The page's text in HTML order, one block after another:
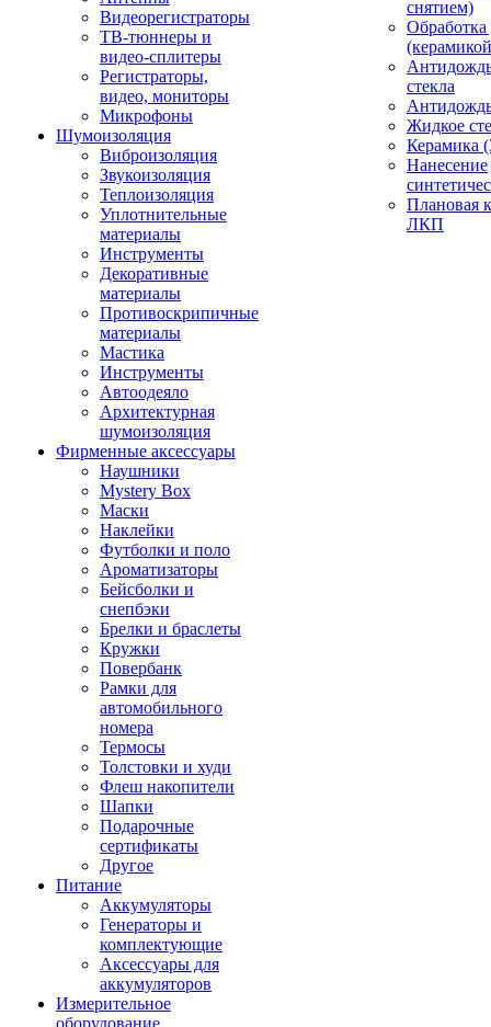
Видеорегистраторы
ТВ-тюннеры и
видео-сплитеры
Регистраторы,
видео, мониторы
Микрофоны
Шумоизоляция
Виброизоляция
Звукоизоляция
Теплоизоляция
Уплотнительные
материалы
Инструменты
Декоративные
материалы
Противоскрипичные
материалы
Мастика
Инструменты
Автоодеяло
Архитектурная
шумоизоляция
Фирменные аксессуары
Наушники
Mystery Box
Маски
Наклейки
Футболки и поло
Ароматизаторы
Бейсболки и
снепбэки
Брелки и браслеты
Кружки
Повербанк
Рамки для
автомобильного
номера
Термосы
Толстовки и худи
Флеш накопители
Шапки
Подарочные
сертификаты
Другое
Питание
Аккумуляторы
Генераторы и
комплектующие
Аксессуары для
аккумуляторов
Измерительное
оборудование
снятием)
Обработка
стекла
Жидкое
Керамика
Нанесение
Плановая
ЛКП